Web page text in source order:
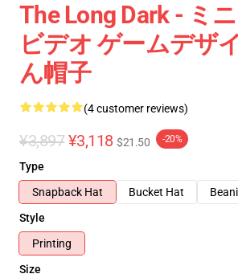
The Long Dark - ミ
ビデオ ゲームデザ
ん帽子
(4 customer reviews)
¥3,897 ¥3,118 $21.50 -20%
Type
Snapback Hat
Bucket Hat
Style
Printing
Size